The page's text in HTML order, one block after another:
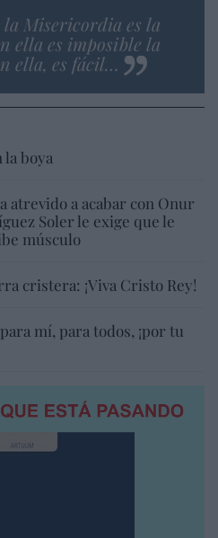
Misericordia es la
ella es imposible la
ella, es fácil…
la boya
atrevido a acabar con Onur
Soler le exige que le
músculo
cristera: ¡Viva Cristo Rey!
mí, para todos, ¡por tu